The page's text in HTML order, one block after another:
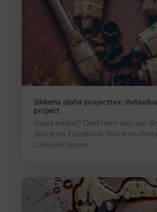
Sikkens alpha projecttex:
project
Goed artikel? Deel hem dan op:
Share on Facebook Share on
LinkedIn Share